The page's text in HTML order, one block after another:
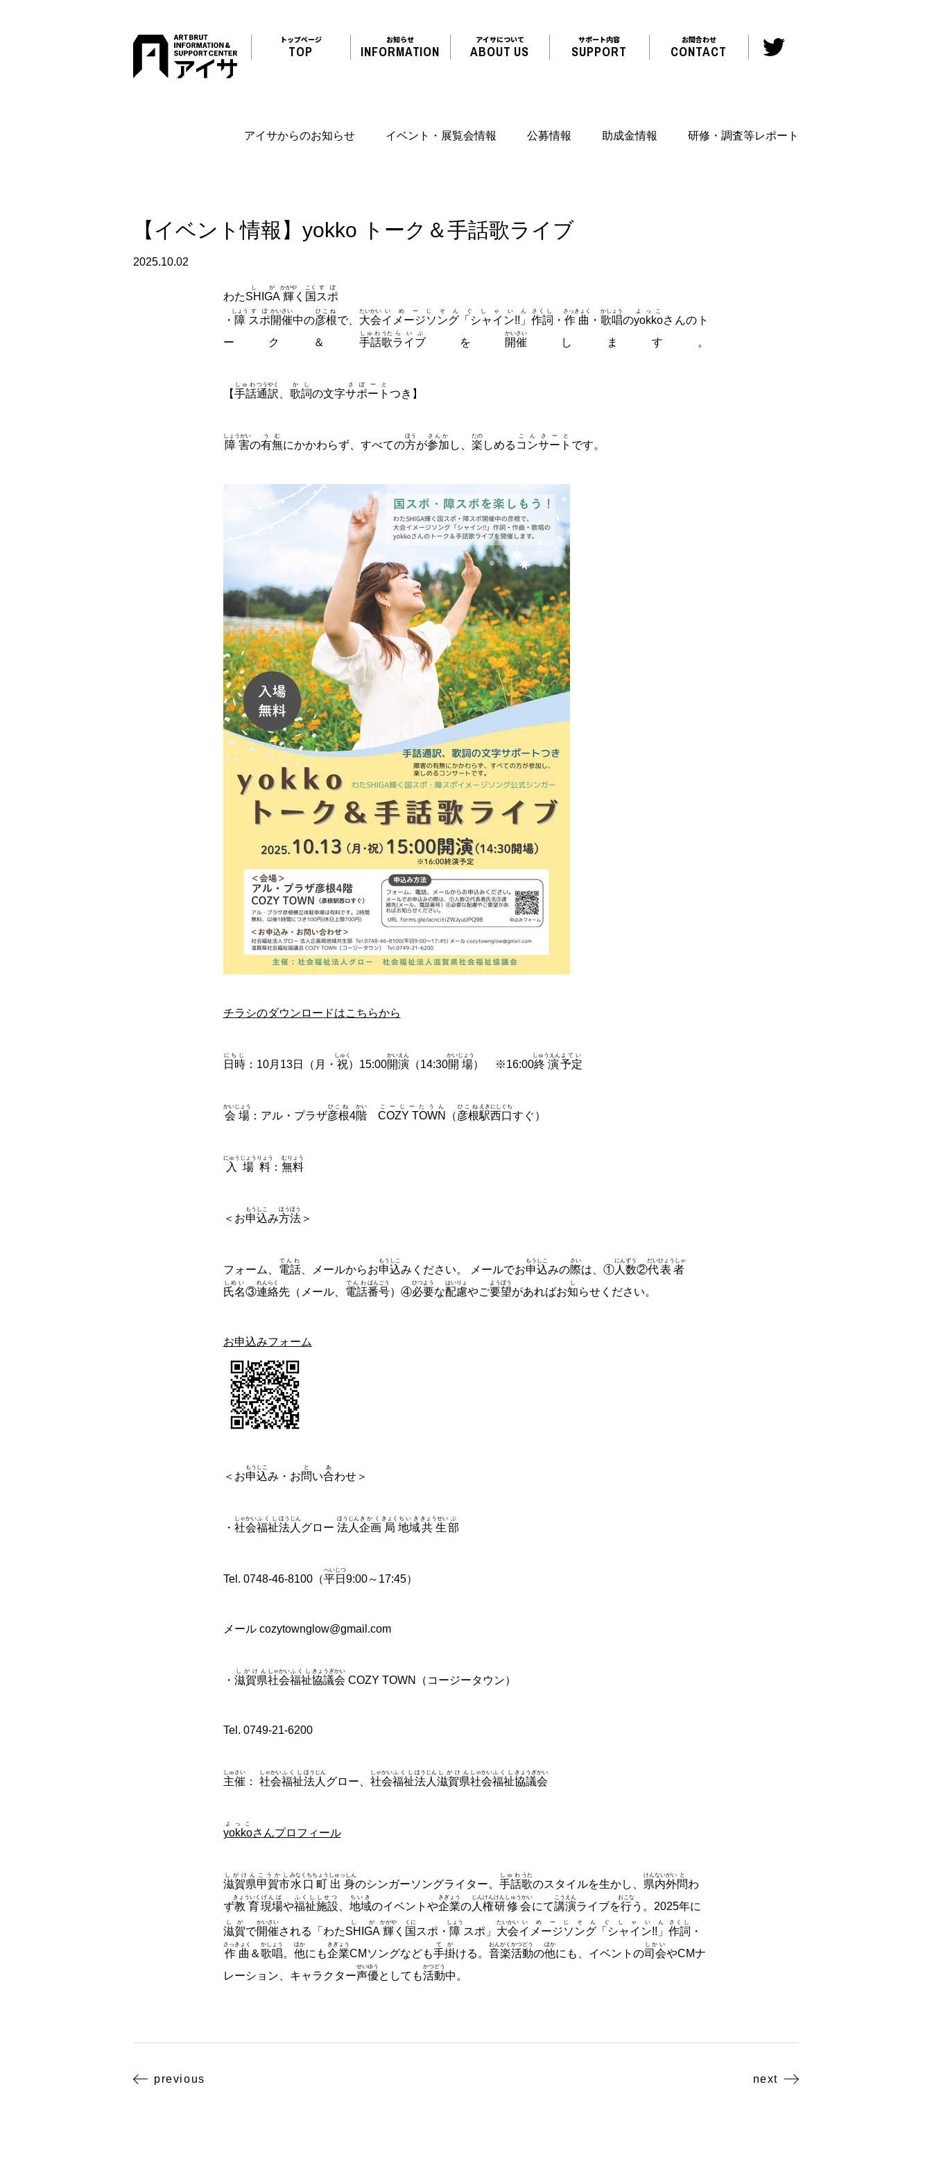
トップページ
TOP
お知らせ
INFORMATION
アイサについて
ABOUT US
サポート内容
SUPPORT
お問合わせ
CONTACT
アイサからのお知らせ イベント・展覧会情報 公募情報 助成金情報 研修・調査等レポート
【イベント情報】yokko トーク＆手話歌ライブ
2025.10.02
わたSHIGA
しが
輝
かがや
く 国
こく
スポ
すぽ
・ 障
しょう
スポ
すぽ
開催
かいさい
中の彦根
ひこね
で、 大会
たいかい
イメージソング「シャイン!!」
いめーじそんぐしゃいん
作詞
さくし
・ 作曲
さっきょく
・ 歌唱
かしょう
のyokko
よっこ
さんのト
ーク＆ 手話
しゅわ
歌
うた
ライブ
らいぶ
を 開催
かいさい
します。
【手話
しゅわ
通訳
つうやく
歌詞
かし
の文字サポート
さぽーと
つき】
障害
しょうがい
の有無
うむ
にかかわらず、すべての方
ほう
が参加
さんか
し、 楽
たの
しめる コンサート
こんさーと
です。
チラシのダウンロードはこちらから
日時
にちじ
：10月13日（月・ 祝
しゅく
）15:00開演
かいえん
（14:30開場
かいじょう
） ※16:00終演
しゅうえん
予定
よてい
会場
かいじょう
：アル・プラザ彦根
ひこね
4階
かい
COZY TOWN
こーじーたうん
（ 彦根
ひこね
駅
えき
西口
にしぐち
すぐ）
入場
にゅうじょう
料
りょう
： 無料
むりょう
＜お申込
もうしこ
み方法
ほうほう
＞
フォーム、 電話
でんわ
、メールからお申込
もうしこ
みください。 メールでお申込
もうしこ
みの際
さい
は、①人数
にんずう
②代表者
だいひょうしゃ
氏名
しめい
③連絡
れんらく
先（メール、 電話
でんわ
番
ばん
号
ごう
）④必要
ひつよう
な配慮
はいりょ
やご要望
ようぼう
があればお知
し
らせください。
お申込みフォーム
＜お申込
もうしこ
み・お問
と
い合
あ
わせ＞
・ 社会
しゃかい
福祉
ふくし
法人
ほうじん
グロー 法人
ほうじん
企画
きかく
局
きょく
地域
ちいき
共生
きょうせい
部
ぶ
Tel. 0748-46-8100（平日
へいじつ
9:00～17:45）
メール cozytownglow@gmail.com
・ 滋賀県
しがけん
社会
しゃかい
福祉
ふくし
協議会
きょうぎかい
COZY TOWN（コージータウン）
Tel. 0749-21-6200
主催
しゅさい
： 社会
しゃかい
福祉
ふくし
法人
ほうじん
グロー、 社会
しゃかい
福祉
ふくし
法人
ほうじん
滋賀県
しがけん
社会
しゃかい
福祉
ふくし
協議会
きょうぎかい
yokko
よっこ
さんプロフィール
滋賀県
しがけん
甲賀市
こうかし
水口町
みなくちちょう
出身
しゅっしん
のシンガーソングライター。 手話
しゅわ
歌
うた
のスタイルを生かし、 県内外
けんないがい
問
と
わ
ず教育
きょういく
現場
げんば
や福祉
ふくし
施設
しせつ
地域
ちいき
のイベントや企業
きぎょう
の人権
じんけん
研修会
けんしゅうかい
にて講演
こうえん
ライブを行
おこな
う。2025年に
滋賀
しが
で開催
かいさい
される「わたSHIGA
しが
輝
かがや
く 国
くに
スポ・ 障
しょう
スポ」 大会
たいかい
イメージソング「シャイン!!」
いめーじそんぐしゃいん
作詞
さくし
・
作曲
さっきょく
＆歌唱
かしょう
。 他
ほか
にも企業
きぎょう
CMソングなども手掛
てが
ける。 音楽
おんがく
活動
かつどう
の他
ほか
にも、イベントの司会
しかい
やCMナ
レーション、キャラクター声優
せいゆう
としても活動
かつどう
中。
previous next